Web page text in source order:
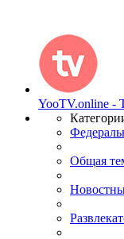
YooTV.online -
Общая